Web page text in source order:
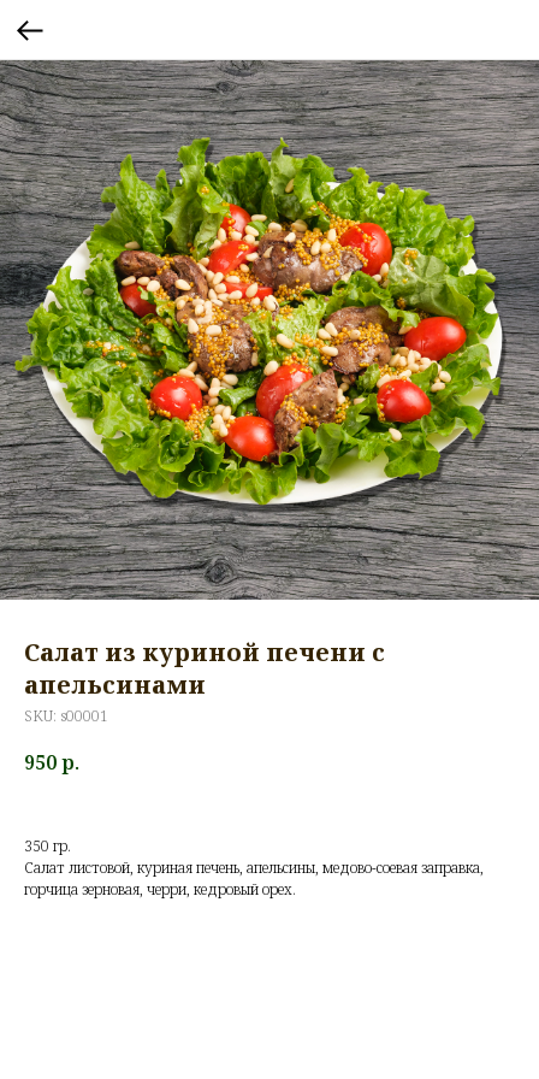
Салат из куриной печени с
апельсинами
SKU: s00001
950р.
350 гр.
Салат листовой, куриная печень, апельсины, медово-соевая заправка,
горчица зерновая, черри, кедровый орех.